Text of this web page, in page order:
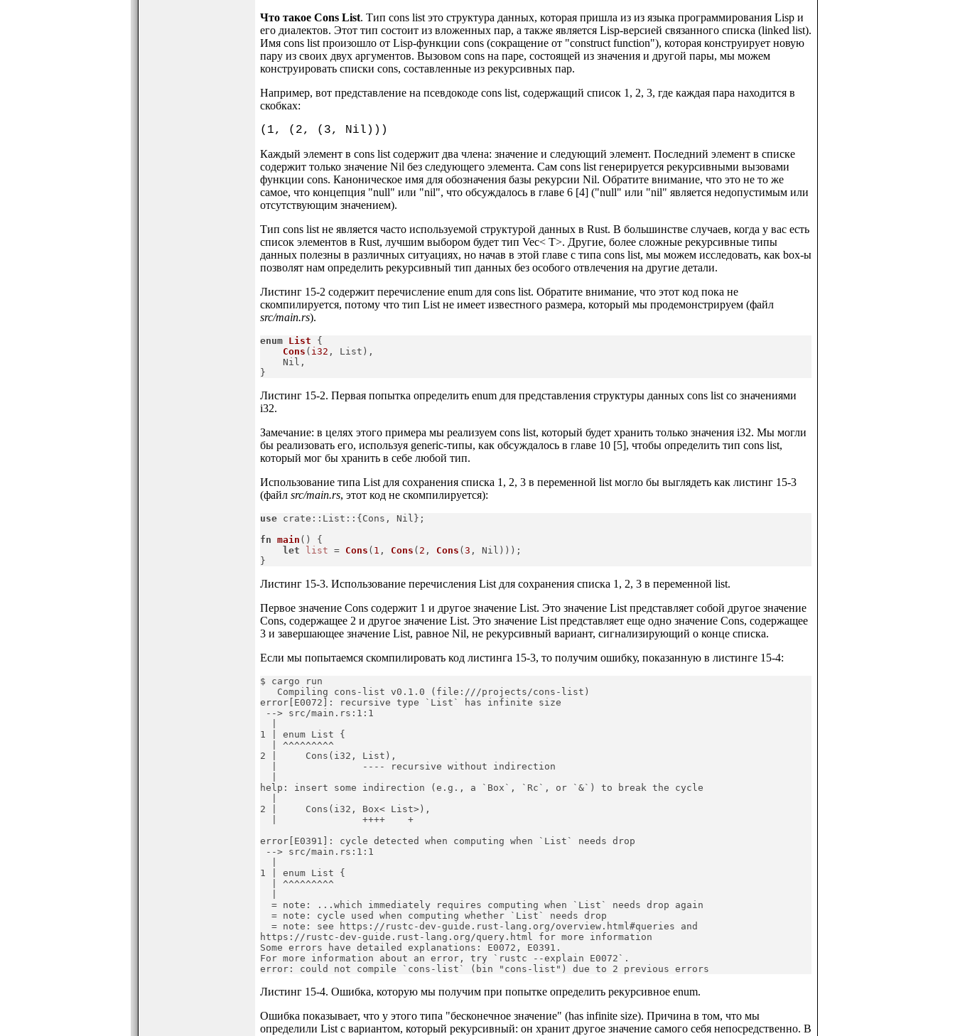
Что такое Cons List. Тип cons list это структура данных, которая пришла из из языка программирования Lisp и
его диалектов. Этот тип состоит из вложенных пар, а также является Lisp-версией связанного списка (linked list).
Имя cons list произошло от Lisp-функции cons (сокращение от "construct function"), которая конструирует новую
пару из своих двух аргументов. Вызовом cons на паре, состоящей из значения и другой пары, мы можем
конструировать списки cons, составленные из рекурсивных пар.
Например, вот представление на псевдокоде cons list, содержащий список 1, 2, 3, где каждая пара находится в
скобках:
(1, (2, (3, Nil)))
Каждый элемент в cons list содержит два члена: значение и следующий элемент. Последний элемент в списке
содержит только значение Nil без следующего элемента. Сам cons list генерируется рекурсивными вызовами
функции cons. Каноническое имя для обозначения базы рекурсии Nil. Обратите внимание, что это не то же
самое, что концепция "null" или "nil", что обсуждалось в главе 6 [4] ("null" или "nil" является недопустимым или
отсутствующим значением).
Тип cons list не является часто используемой структурой данных в Rust. В большинстве случаев, когда у вас есть
список элементов в Rust, лучшим выбором будет тип Vec< T>. Другие, более сложные рекурсивные типы
данных полезны в различных ситуациях, но начав в этой главе с типа cons list, мы можем исследовать, как box-ы
позволят нам определить рекурсивный тип данных без особого отвлечения на другие детали.
Листинг 15-2 содержит перечисление enum для cons list. Обратите внимание, что этот код пока не
скомпилируется, потому что тип List не имеет известного размера, который мы продемонстрируем (файл
src/main.rs).
enum List {
Cons ( i32 , List),
    Nil,
}
Листинг 15-2. Первая попытка определить enum для представления структуры данных cons list со значениями
i32.
Замечание: в целях этого примера мы реализуем cons list, который будет хранить только значения i32. Мы могли
бы реализовать его, используя generic-типы, как обсуждалось в главе 10 [5], чтобы определить тип cons list,
который мог бы хранить в себе любой тип.
Использование типа List для сохранения списка 1, 2, 3 в переменной list могло бы выглядеть как листинг 15-3
(файл src/main.rs, этот код не скомпилируется):
use crate::List::{Cons, Nil};
fn main () {
let
list = Cons ( 1 , Cons ( 2 , Cons ( 3 , Nil)));
}
Листинг 15-3. Использование перечисления List для сохранения списка 1, 2, 3 в переменной list.
Первое значение Cons содержит 1 и другое значение List. Это значение List представляет собой другое значение
Cons, содержащее 2 и другое значение List. Это значение List представляет еще одно значение Cons, содержащее
3 и завершающее значение List, равное Nil, не рекурсивный вариант, сигнализирующий о конце списка.
Если мы попытаемся скомпилировать код листинга 15-3, то получим ошибку, показанную в листинге 15-4:
$ cargo run
   Compiling cons-list v0.1.0 (file:///projects/cons-list)
error[E0072]: recursive type `List` has infinite size
--> src/main.rs:1:1
1 | enum List {
  | ^^^^^^^^^
2 |     Cons(i32, List),
  |               ---- recursive without indirection
help: insert some indirection (e.g., a `Box`, `Rc`, or `&`) to break the cycle
2 |     Cons(i32, Box< List>),
  |               ++++    +
error[E0391]: cycle detected when computing when `List` needs drop
--> src/main.rs:1:1
1 | enum List {
  | ^^^^^^^^^
  = note: ...which immediately requires computing when `List` needs drop again
  = note: cycle used when computing whether `List` needs drop
  = note: see https://rustc-dev-guide.rust-lang.org/overview.html#queries and
https://rustc-dev-guide.rust-lang.org/query.html for more information
Some errors have detailed explanations: E0072, E0391.
For more information about an error, try `rustc --explain E0072`.
error: could not compile `cons-list` (bin "cons-list") due to 2 previous errors
Листинг 15-4. Ошибка, которую мы получим при попытке определить рекурсивное enum.
Ошибка показывает, что у этого типа "бесконечное значение" (has infinite size). Причина в том, что мы
определили List с вариантом, который рекурсивный: он хранит другое значение самого себя непосредственно. В